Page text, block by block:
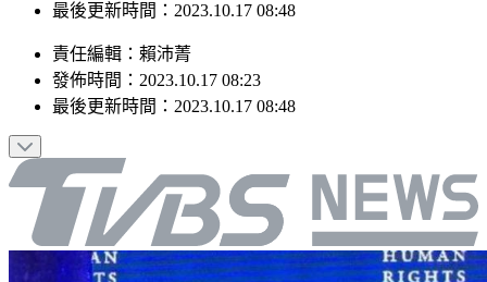
最後更新時間：2023.10.17 08:48
責任編輯 ： 賴沛菁
發佈時間： 2023.10.17 08:23
最後更新時間： 2023.10.17 08:48